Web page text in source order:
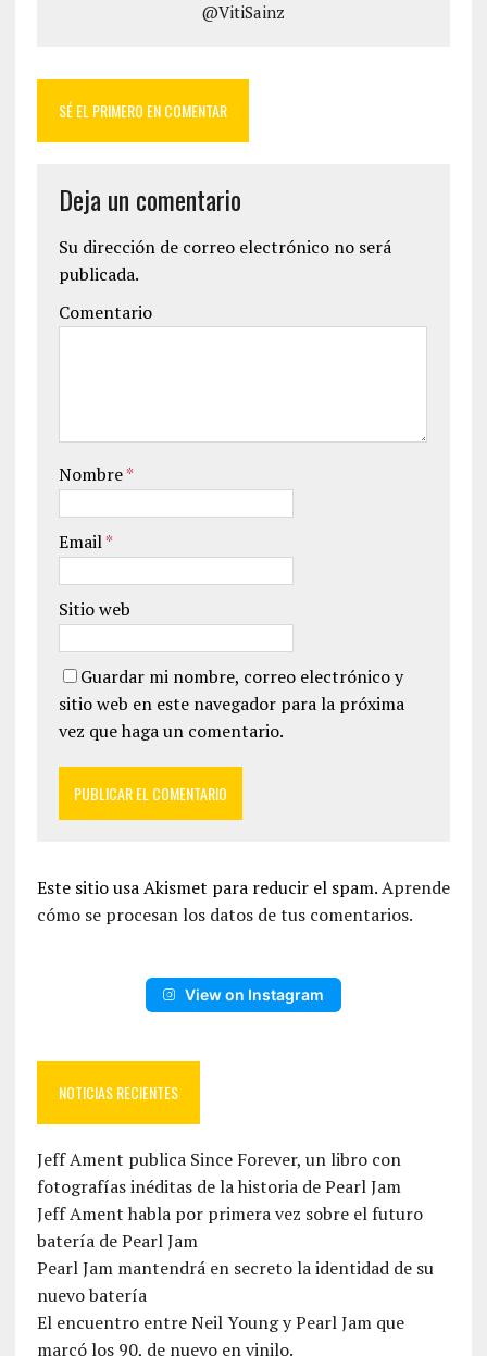
@VitiSainz
SÉ EL PRIMERO EN COMENTAR
Deja un comentario
Su dirección de correo electrónico no será
publicada.
Comentario
Nombre*
Email*
Sitio web
Guardar mi nombre, correo electrónico y
sitio web en este navegador para la próxima
vez que haga un comentario.
Este sitio usa Akismet para reducir el spam.Aprende
cómo se procesan los datos de tus comentarios.
View on Instagram
NOTICIAS RECIENTES
Jeff Ament publica Since Forever, un libro con
fotografías inéditas de la historia de Pearl Jam
Jeff Ament habla por primera vez sobre el futuro
batería de Pearl Jam
Pearl Jam mantendrá en secreto la identidad de su
nuevo batería
El encuentro entre Neil Young y Pearl Jam que
marcó los 90, de nuevo en vinilo.